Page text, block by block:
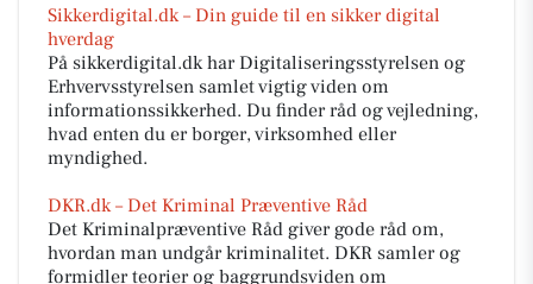
Sikkerdigital.dk – Din guide til en sikker digital
hverdag
På sikkerdigital.dk har Digitaliseringsstyrelsen og
Erhvervsstyrelsen samlet vigtig viden om
informationssikkerhed. Du finder råd og vejledning,
hvad enten du er borger, virksomhed eller
myndighed.
DKR.dk – Det Kriminal Præventive Råd
Det Kriminalpræventive Råd giver gode råd om,
hvordan man undgår kriminalitet. DKR samler og
formidler teorier og baggrundsviden om